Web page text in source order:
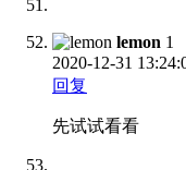
lemon 1
2020-12-31
回复
先试试看看